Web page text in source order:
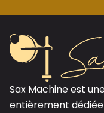
Sax Machine est
entièrement dédiée